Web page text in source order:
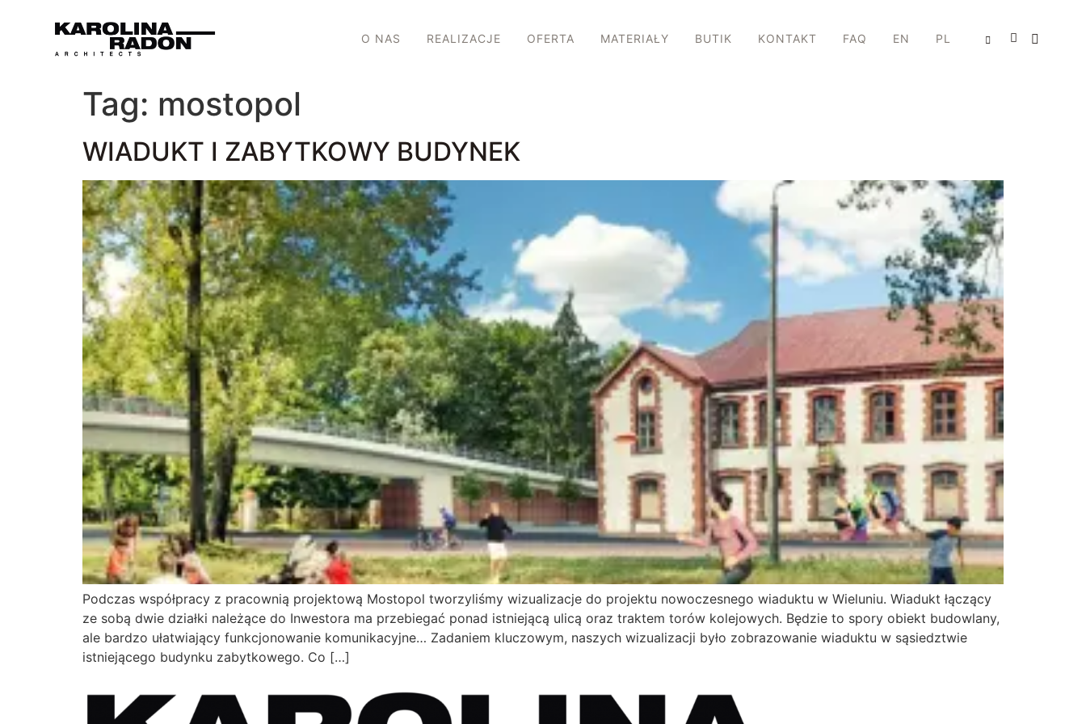
O NAS REALIZACJE OFERTA MATERIAŁY BUTIK KONTAKT FAQ EN PL
Tag: mostopol
WIADUKT I ZABYTKOWY BUDYNEK
Podczas współpracy z pracownią projektową Mostopol tworzyliśmy wizualizacje do projektu nowoczesnego wiaduktu w Wieluniu. Wiadukt łączący
ze sobą dwie działki należące do Inwestora ma przebiegać ponad istniejącą ulicą oraz traktem torów kolejowych. Będzie to spory obiekt budowlany,
ale bardzo ułatwiający funkcjonowanie komunikacyjne… Zadaniem kluczowym, naszych wizualizacji było zobrazowanie wiaduktu w sąsiedztwie
istniejącego budynku zabytkowego. Co […]